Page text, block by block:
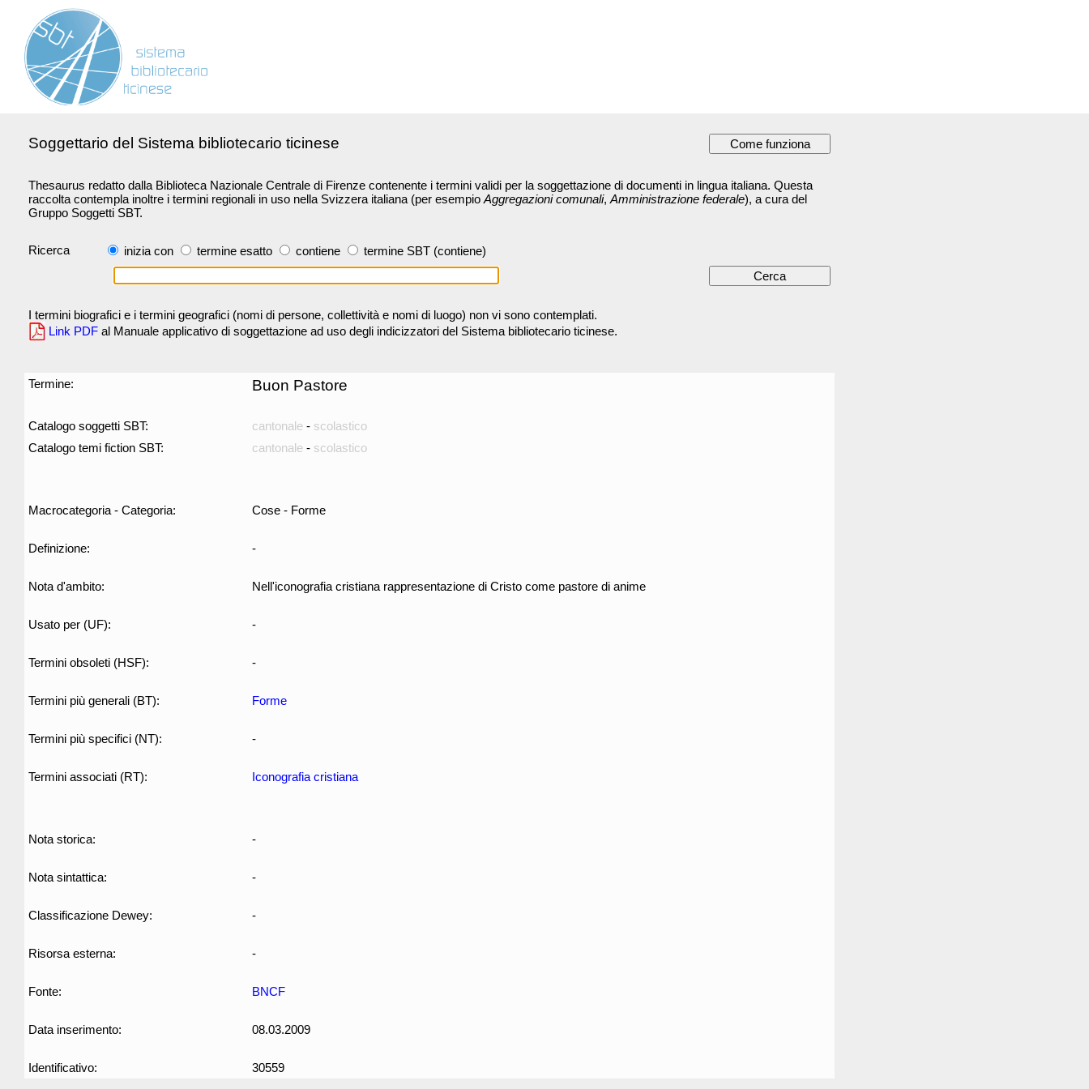
Soggettario del Sistema bibliotecario ticinese
Thesaurus redatto dalla Biblioteca Nazionale Centrale di Firenze contenente i termini validi per la soggettazione di documenti in lingua italiana. Questa
raccolta contempla inoltre i termini regionali in uso nella Svizzera italiana (per esempio Aggregazioni comunali, Amministrazione federale), a cura del
Gruppo Soggetti SBT.
Ricerca inizia con termine esatto contiene termine SBT (contiene)
I termini biografici e i termini geografici (nomi di persone, collettività e nomi di luogo) non vi sono contemplati.
Link PDF al Manuale applicativo di soggettazione ad uso degli indicizzatori del Sistema bibliotecario ticinese.
Termine: Buon Pastore
Catalogo soggetti SBT: cantonale - scolastico
Catalogo temi fiction SBT:
cantonale - scolastico
Macrocategoria - Categoria: Cose - Forme
Definizione: -
Nota d'ambito: Nell'iconografia cristiana rappresentazione di Cristo come pastore di anime
Usato per (UF): -
Termini obsoleti (HSF): -
Termini più generali (BT): Forme
Termini più specifici (NT): -
Termini associati (RT): Iconografia cristiana
Nota storica: -
Nota sintattica: -
Classificazione Dewey: -
Risorsa esterna: -
Fonte: BNCF
Data inserimento: 08.03.2009
Identificativo: 30559